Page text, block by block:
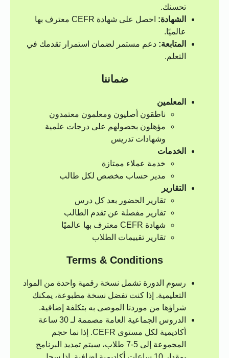
تحسنك.
الشهادة:
احصل على شهادة CEFR معترف بها
عالميًا.
المتابعة: دعم مستمر لضمان استمرار تقدمك في
التعلم.
ضماننا
المعلمين
ناطقون أصليون ومعلمون معتمدون
مؤهلون بحصولهم على درجات علمية
وشهادات تدريس
الخدمات
خدمة عملاء ممتازة
مدير حساب مخصص لكل طالب
التقارير
تقارير الحضور بعد كل درس
تقارير مفصلة عن تقدم الطالب
شهادة CEFR معترف بها عالميًا
تقارير تقييمات الطلاب
Terms & Conditions
رسوم الدورة تشمل نسخة رقمية واحدة من المواد
التعليمية. إذا كنت تفضل نسخة مطبوعة، يمكنك
شراؤها من موردنا الموصى به بتكلفة إضافية.
الدروس الجماعية العامة مصممة لـ 30 ساعة
أكاديمية لكل مستوى CEFR. إذا نما حجم
المجموعة إلى 5-7 طلاب، سيتم تمديد البرنامج